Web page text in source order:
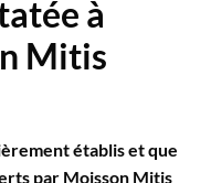
à
Mitis
établis et que
par Moisson Mitis